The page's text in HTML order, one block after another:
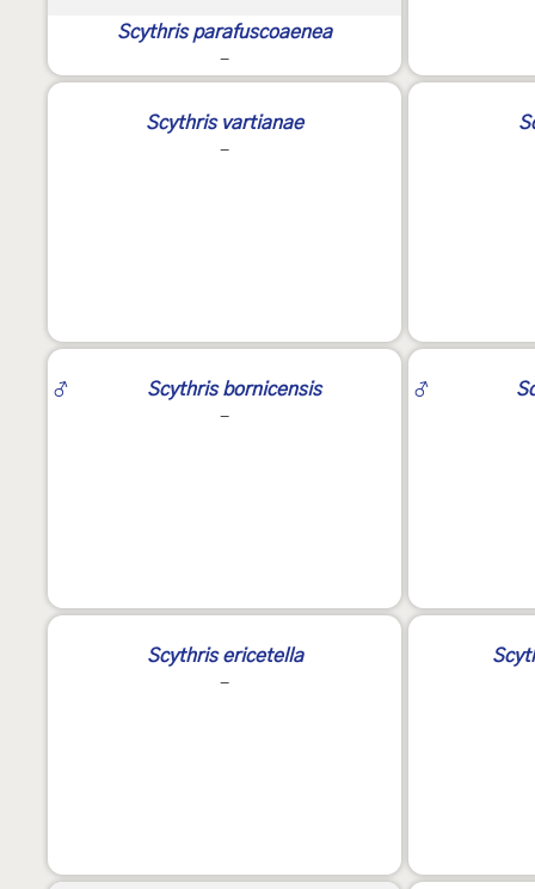
Scythris parafuscoaenea
-
Scythris vartianae
-
♂ Scythris bornicensis
-
♂
Scythris ericetella
-